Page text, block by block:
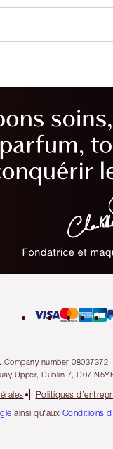
number
Upper, Dublin 7, D07
Politiques
ainsi qu'aux Conditions